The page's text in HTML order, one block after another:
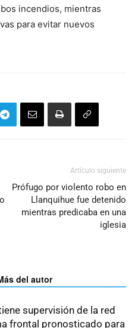
incendios, mientras
para evitar nuevos
Artículo siguiente
Prófugo por violento robo en
Llanquihue fue detenido
mientras predicaba en una
iglesia
del autor
supervisión de la red
frontal pronosticado para